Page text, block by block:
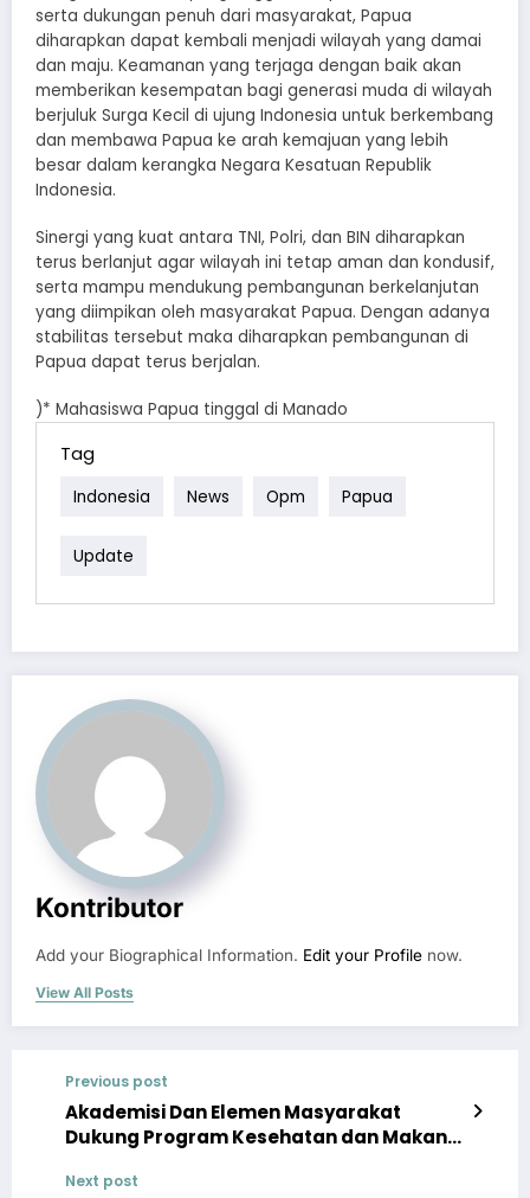
serta dukungan penuh dari masyarakat, Papua
diharapkan dapat kembali menjadi wilayah yang damai
dan maju. Keamanan yang terjaga dengan baik akan
memberikan kesempatan bagi generasi muda di wilayah
berjuluk Surga Kecil di ujung Indonesia untuk berkembang
dan membawa Papua ke arah kemajuan yang lebih
besar dalam kerangka Negara Kesatuan Republik
Indonesia.
Sinergi yang kuat antara TNI, Polri, dan BIN diharapkan
terus berlanjut agar wilayah ini tetap aman dan kondusif,
serta mampu mendukung pembangunan berkelanjutan
yang diimpikan oleh masyarakat Papua. Dengan adanya
stabilitas tersebut maka diharapkan pembangunan di
Papua dapat terus berjalan.
)* Mahasiswa Papua tinggal di Manado
Tag
Indonesia News Opm Papua
Update
Kontributor
Add your Biographical Information. Edit your Profile now.
View All Posts
Previous post
Akademisi Dan Elemen Masyarakat
Dukung Program Kesehatan dan Makan
Next post